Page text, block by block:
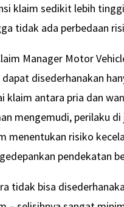
klaim sedikit lebih
tidak ada perbedaan
Manager Motor
disederhanakan
klaim antara pria dan
mengemudi, perilaku
menentukan risiko
pendekatan
tidak bisa